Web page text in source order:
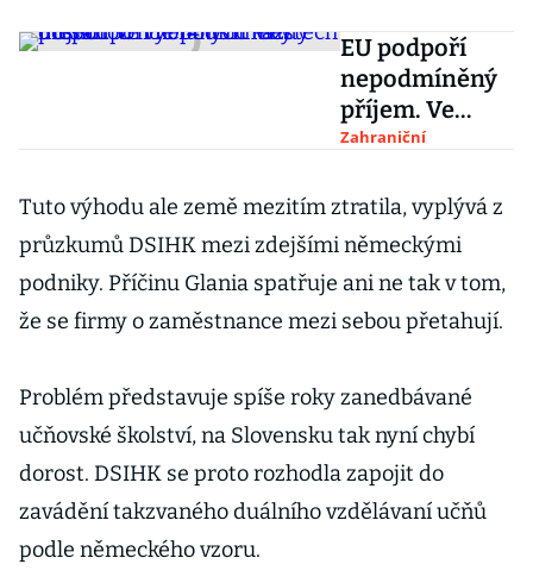
EU podpoří
nepodmíněný
příjem. Ve
vybraných
dostanou lidé
14 tisíc každý
Zahraniční
Tuto výhodu ale země mezitím ztratila, vyplývá z
průzkumů DSIHK mezi zdejšími německými
podniky. Příčinu Glania spatřuje ani ne tak v tom,
že se firmy o zaměstnance mezi sebou přetahují.
Problém představuje spíše roky zanedbávané
učňovské školství, na Slovensku tak nyní chybí
dorost. DSIHK se proto rozhodla zapojit do
zavádění takzvaného duálního vzdělávaní učňů
podle německého vzoru.